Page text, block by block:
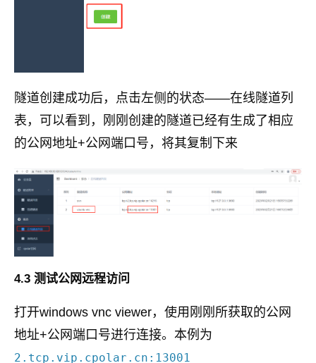
隧道创建成功后，点击左侧的状态——在线隧道列
表，可以看到，刚刚创建的隧道已经有生成了相应
的公网地址+公网端口号，将其复制下来
4.3 测试公网远程访问
打开windows vnc viewer，使用刚刚所获取的公网
地址+公网端口号进行连接。本例为
2.tcp.vip.cpolar.cn:13001